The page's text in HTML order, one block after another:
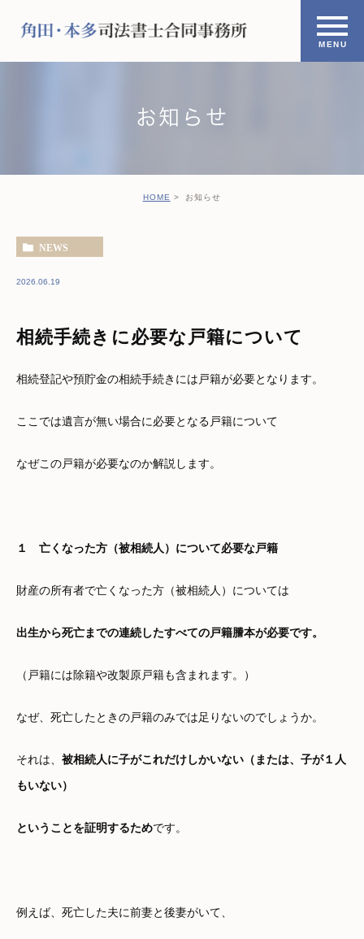
お知らせ
HOME お知らせ
NEWS
2026.06.19
相続手続きに必要な戸籍について
相続登記や預貯金の相続手続きには戸籍が必要となります。
ここでは遺言が無い場合に必要となる戸籍について
なぜこの戸籍が必要なのか解説します。
１ 亡くなった方（被相続人）について必要な戸籍
財産の所有者で亡くなった方（被相続人）については
出生から死亡までの連続したすべての戸籍謄本が必要です。
（戸籍には除籍や改製原戸籍も含まれます。）
なぜ、死亡したときの戸籍のみでは足りないのでしょうか。
それは、 被相続人に子がこれだけしかいない（または、子が１人
もいない）
ということを証明するためです。
例えば、死亡した夫に前妻と後妻がいて、